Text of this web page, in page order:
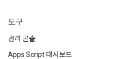
도구
관리 콘솔
Apps Script 대시보드